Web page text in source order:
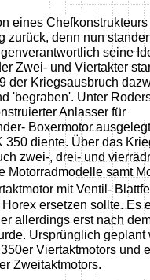
eines
zurück, denn nun
seine
Zwei- und Viertakter
der Kriegsausbruch
'begraben'. Unter
Anlasser für
Boxermotor
350 diente. Über das
zwei-, drei- und
Motorradmodelle samt
mit Ventil-
ersetzen sollte. Es
allerdings erst nach
Ursprünglich geplant
Viertaktmotors und
Zweitaktmotors.